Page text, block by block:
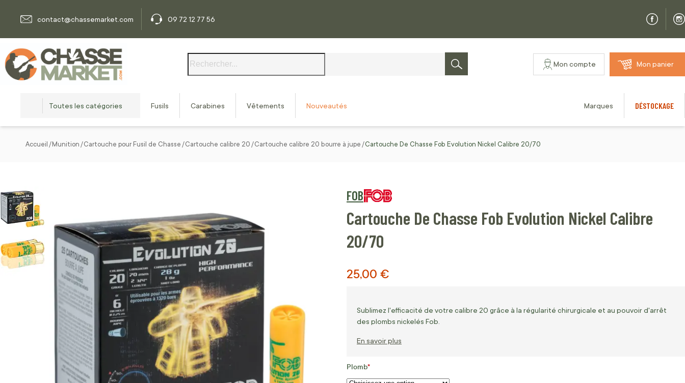
contact@chassemarket.com
09 72 12 77 56
Rechercher
Mon compte Mon panier
Toutes les catégories Fusils Carabines Vêtements Nouveautés Marques DÉSTOCKAGE
Accueil Munition Cartouche pour Fusil de Chasse Cartouche calibre 20 Cartouche calibre 20 bourre à jupe Cartouche De Chasse Fob Evolution Nickel Calibre 20/70
FOB
Cartouche De Chasse Fob Evolution Nickel Calibre
20/70
25,00 €
Sublimez l'efficacité de votre calibre 20 grâce à la régularité chirurgicale et au pouvoir d'arrêt
des plombs nickelés Fob.
En savoir plus
Plomb